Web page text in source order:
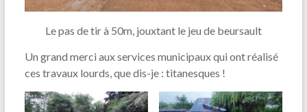
Le pas de tir à 50m, jouxtant le jeu de beursault
Un grand merci aux services municipaux qui ont réalisé
ces travaux lourds, que dis-je : titanesques !